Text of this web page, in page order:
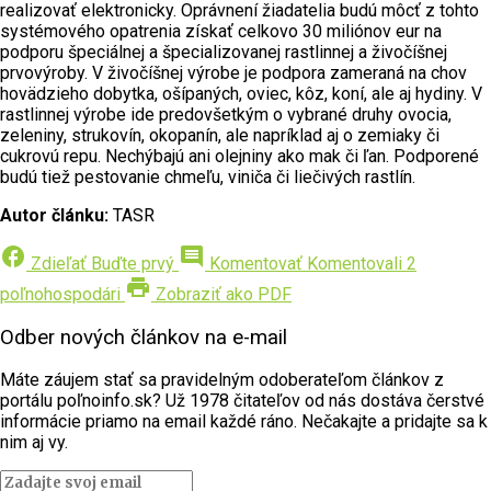
realizovať elektronicky. Oprávnení žiadatelia budú môcť z tohto
systémového opatrenia získať celkovo 30 miliónov eur na
podporu špeciálnej a špecializovanej rastlinnej a živočíšnej
prvovýroby. V živočíšnej výrobe je podpora zameraná na chov
hovädzieho dobytka, ošípaných, oviec, kôz, koní, ale aj hydiny. V
rastlinnej výrobe ide predovšetkým o vybrané druhy ovocia,
zeleniny, strukovín, okopanín, ale napríklad aj o zemiaky či
cukrovú repu. Nechýbajú ani olejniny ako mak či ľan. Podporené
budú tiež pestovanie chmeľu, viniča či liečivých rastlín.
Autor článku: TASR
facebook Zdieľať Buďte prvý comment Komentovať Komentovali 2
poľnohospodári print Zobraziť ako PDF
Odber nových článkov na e-mail
Máte záujem stať sa pravidelným odoberateľom článkov z
portálu poľnoinfo.sk? Už 1978 čitateľov od nás dostáva čerstvé
informácie priamo na email každé ráno. Nečakajte a pridajte sa k
nim aj vy.